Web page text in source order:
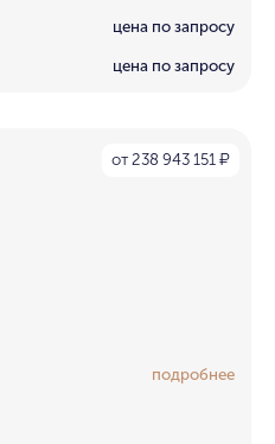
цена по запросу
цена по запросу
от 238 943 151 ₽
подробнее